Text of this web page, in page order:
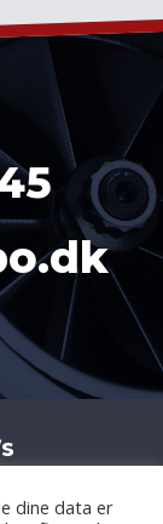
11J |
dine data er